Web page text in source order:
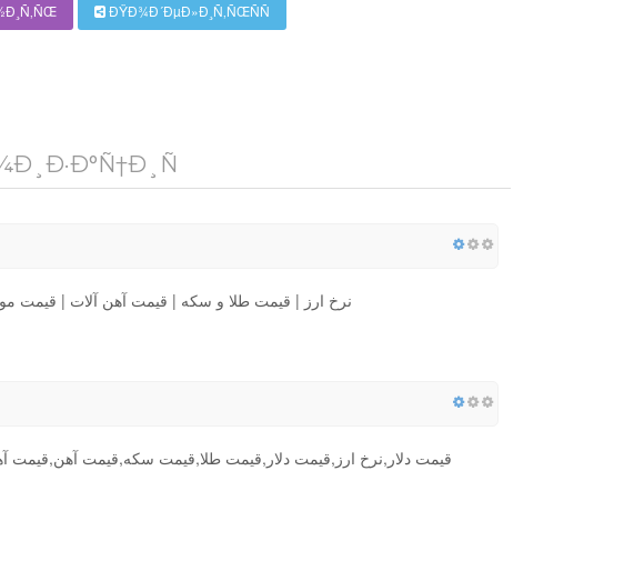
ÐŸÐ¾Ð´ÐµÐ»Ð¸Ñ‚ÑŒÑÑ
نرخ ارز | قیمت طلا و سکه | قیمت آهن آلات | قیمت
قیمت دلار,نرخ ارز,قیمت دلار,قیمت طلا,قیمت سکه,قیمت آهن,قیمت